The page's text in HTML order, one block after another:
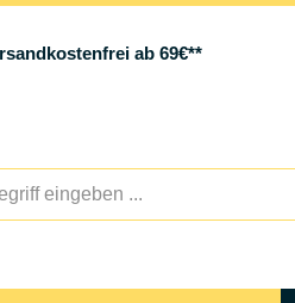
ab 69€**